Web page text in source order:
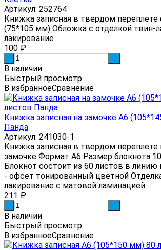
Артикул: 252764
Книжка записная в твердом
(75*105 мм) Обложка с отделкой твин-
лакирование
100 ₽
В наличии
Быстрый просмотр
В избранноеСравнение
Книжка записная на замочке А6
Панда
Артикул: 241030-1
Книжка записная в твердом переплете
замочке Формат А6 Размер блокнота
Блокнот состоит из 60 листов в линию
- офсет тонированный цветной
лакирование с матовой ламинацией
211 ₽
В наличии
Быстрый просмотр
В избранноеСравнение